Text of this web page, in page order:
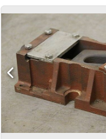
de boa-fé, mas não
ou condição contratual.